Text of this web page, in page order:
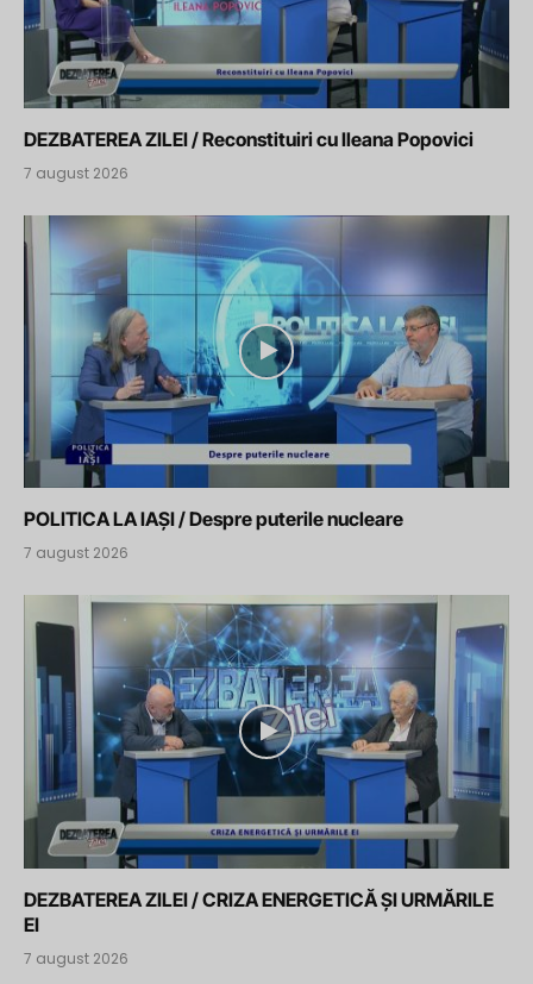
DEZBATEREA ZILEI / Reconstituiri cu Ileana Popovici
7 august 2026
POLITICA LA IAȘI / Despre puterile nucleare
7 august 2026
DEZBATEREA ZILEI / CRIZA ENERGETICĂ ȘI URMĂRILE
EI
7 august 2026